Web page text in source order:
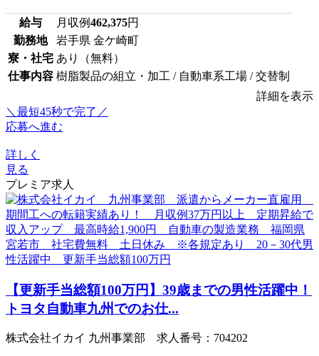
給与 月収例462,375円
勤務地
岩手県 金ケ崎町
寮・社宅 あり（無料）
仕事内容 樹脂製品の組立・加工 / 自動車系工場 / 交替制
詳細を表示
＼最短45秒で完了／
応募へ進む
詳しく
見る
プレミア求人
【更新手当総額100万円】39歳までの男性活躍中！
トヨタ自動車九州でのお仕...
株式会社イカイ 九州事業部 求人番号：704202